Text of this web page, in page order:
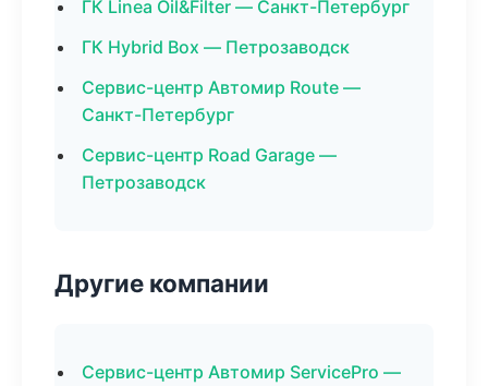
ГК Linea Oil&Filter — Санкт-Петербург
ГК Hybrid Box — Петрозаводск
Сервис-центр Автомир Route —
Санкт-Петербург
Сервис-центр Road Garage —
Петрозаводск
Другие компании
Сервис-центр Автомир ServicePro —